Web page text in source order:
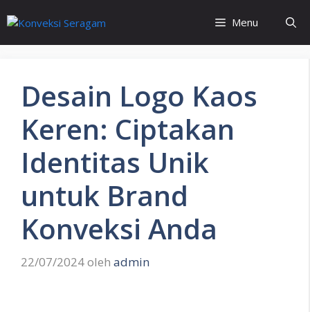
ke
isi
Menu
Desain Logo Kaos
Keren: Ciptakan
Identitas Unik
untuk Brand
Konveksi Anda
22/07/2024oleh admin